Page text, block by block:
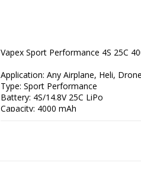
Vapex Sport Performance 4S 25C
Application: Any Airplane, Heli,
Type: Sport Performance
Battery: 4S/14.8V 25C LiPo
Capacity: 4000 mAh